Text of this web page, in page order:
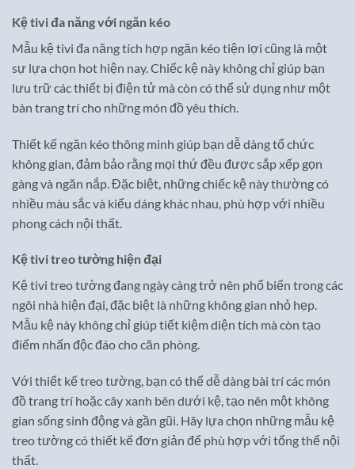
Kệ tivi đa năng với ngăn kéo
Mẫu kệ tivi đa năng tích hợp ngăn kéo tiện lợi cũng là một
sự lựa chọn hot hiện nay. Chiếc kệ này không chỉ giúp bạn
lưu trữ các thiết bị điện tử mà còn có thể sử dụng như một
bàn trang trí cho những món đồ yêu thích.
Thiết kế ngăn kéo thông minh giúp bạn dễ dàng tổ chức
không gian, đảm bảo rằng mọi thứ đều được sắp xếp gọn
gàng và ngăn nắp. Đặc biệt, những chiếc kệ này thường có
nhiều màu sắc và kiểu dáng khác nhau, phù hợp với nhiều
phong cách nội thất.
Kệ tivi treo tường hiện đại
Kệ tivi treo tường đang ngày càng trở nên phổ biến trong các
ngôi nhà hiện đại, đặc biệt là những không gian nhỏ hẹp.
Mẫu kệ này không chỉ giúp tiết kiệm diện tích mà còn tạo
điểm nhấn độc đáo cho căn phòng.
Với thiết kế treo tường, bạn có thể dễ dàng bài trí các món
đồ trang trí hoặc cây xanh bên dưới kệ, tạo nên một không
gian sống sinh động và gần gũi. Hãy lựa chọn những mẫu kệ
treo tường có thiết kế đơn giản để phù hợp với tổng thể nội
thất.